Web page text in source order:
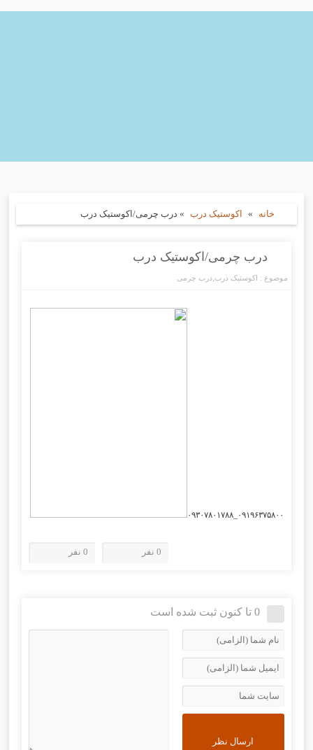
خانه » اکوستیک درب » درب چرمی/اکوستیک درب
درب چرمی/اکوستیک درب
موضوع : اکوستیک درب درب چرمی
۰۹۱۹۶۳۷۵۸۰۰_۰۹۳۰۷۸۰۱۷۸۸
0 نفر 0 نفر
0 تا کنون ثبت شده است